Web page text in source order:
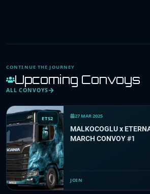
CONTINUE THE JOURNEY
Upcoming Convoys
ALL CONVOYS
ETS2 27 MAR 2025
MALKOCOGLU x
MARCH CONVOY #1
JOIN